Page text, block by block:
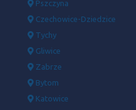
Pszczyna
Czechowice-Dziedzice
Tychy
Gliwice
Zabrze
Bytom
Katowice